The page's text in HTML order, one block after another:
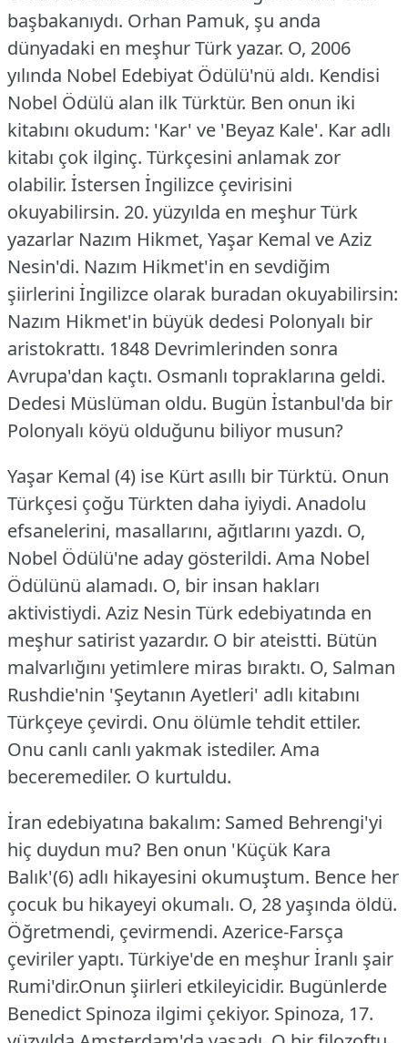
başbakanıydı. Orhan Pamuk, şu anda
dünyadaki en meşhur Türk yazar. O, 2006
yılında Nobel Edebiyat Ödülü'nü aldı. Kendisi
Nobel Ödülü alan ilk Türktür. Ben onun iki
kitabını okudum: 'Kar' ve 'Beyaz Kale'. Kar adlı
kitabı çok ilginç. Türkçesini anlamak zor
olabilir. İstersen İngilizce çevirisini
okuyabilirsin. 20. yüzyılda en meşhur Türk
yazarlar Nazım Hikmet, Yaşar Kemal ve Aziz
Nesin'di. Nazım Hikmet'in en sevdiğim
şiirlerini İngilizce olarak buradan okuyabilirsin:
Nazım Hikmet'in büyük dedesi Polonyalı bir
aristokrattı. 1848 Devrimlerinden sonra
Avrupa'dan kaçtı. Osmanlı topraklarına geldi.
Dedesi Müslüman oldu. Bugün İstanbul'da bir
Polonyalı köyü olduğunu biliyor musun?
Yaşar Kemal (4) ise Kürt asıllı bir Türktü. Onun
Türkçesi çoğu Türkten daha iyiydi. Anadolu
efsanelerini, masallarını, ağıtlarını yazdı. O,
Nobel Ödülü'ne aday gösterildi. Ama Nobel
Ödülünü alamadı. O, bir insan hakları
aktivistiydi. Aziz Nesin Türk edebiyatında en
meşhur satirist yazardır. O bir ateistti. Bütün
malvarlığını yetimlere miras bıraktı. O, Salman
Rushdie'nin 'Şeytanın Ayetleri' adlı kitabını
Türkçeye çevirdi. Onu ölümle tehdit ettiler.
Onu canlı canlı yakmak istediler. Ama
beceremediler. O kurtuldu.
İran edebiyatına bakalım: Samed Behrengi'yi
hiç duydun mu? Ben onun 'Küçük Kara
Balık'(6) adlı hikayesini okumuştum. Bence her
çocuk bu hikayeyi okumalı. O, 28 yaşında öldü.
Öğretmendi, çevirmendi. Azerice-Farsça
çeviriler yaptı. Türkiye'de en meşhur İranlı şair
Rumi'dir.Onun şiirleri etkileyicidir. Bugünlerde
Benedict Spinoza ilgimi çekiyor. Spinoza, 17.